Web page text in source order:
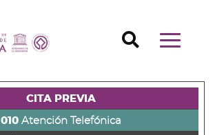
Mostrar/
Buscador
CITA PREVIA
010Atención Telefónica